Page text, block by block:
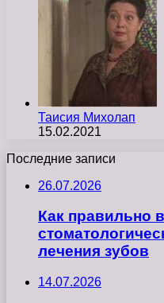
Таисия Михолап
15.02.2021
Последние записи
26.07.2026
Как правильно
лечения зубов
14.07.2026